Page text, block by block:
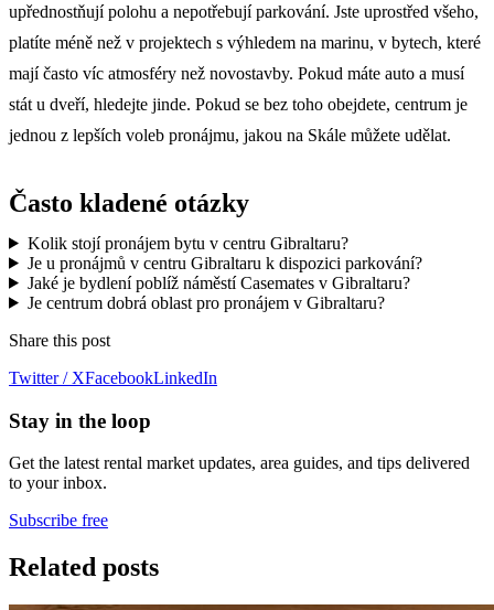
upřednostňují polohu a nepotřebují parkování. Jste uprostřed všeho,
platíte méně než v projektech s výhledem na marinu, v bytech, které
mají často víc atmosféry než novostavby. Pokud máte auto a musí
stát u dveří, hledejte jinde. Pokud se bez toho obejdete, centrum je
jednou z lepších voleb pronájmu, jakou na Skále můžete udělat.
Často kladené otázky
Kolik stojí pronájem bytu v centru Gibraltaru?
Je u pronájmů v centru Gibraltaru k dispozici parkování?
Jaké je bydlení poblíž náměstí Casemates v Gibraltaru?
Je centrum dobrá oblast pro pronájem v Gibraltaru?
Share this post
Twitter / XFacebookLinkedIn
Stay in the loop
Get the latest rental market updates, area guides, and tips delivered
to your inbox.
Subscribe free
Related posts